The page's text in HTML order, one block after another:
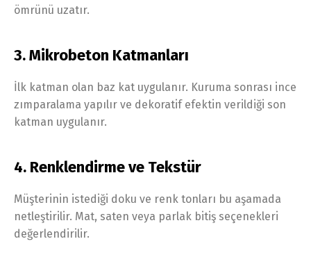
ömrünü uzatır.
3. Mikrobeton Katmanları
İlk katman olan baz kat uygulanır. Kuruma sonrası ince
zımparalama yapılır ve dekoratif efektin verildiği son
katman uygulanır.
4. Renklendirme ve Tekstür
Müşterinin istediği doku ve renk tonları bu aşamada
netleştirilir. Mat, saten veya parlak bitiş seçenekleri
değerlendirilir.